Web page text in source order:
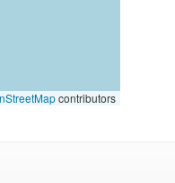
contributors